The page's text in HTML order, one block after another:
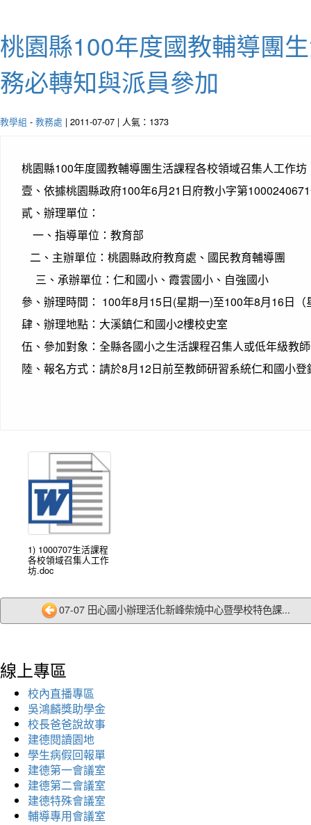
桃園縣100年度國教輔導團
務必轉知與派員參加
教學組 - 教務處 | 2011-07-07 | 人氣：1373
桃園縣100年度國教輔導團生活課程各校領域召集人工作
壹、依據桃園縣政府100年6月21日府教小字第
貳、辦理單位：
一、指導單位：教育部
二、主辦單位：桃園縣政府教育處、國民教育輔導團
三、承辦單位：仁和國小、霞雲國小、自強國小
參、辦理時間： 100年8月15日(星期一)至100年8月16日（
肆、辦理地點：大溪鎮仁和國小2樓校史室
伍、參加對象：全縣各國小之生活課程召集人或低年級教
陸、報名方式：請於8月12日前至教師研習系統仁和國小
1) 1000707生活課程
各校領域召集人工作
坊.doc
07-07 田心國小辦理活化新峰柴燒中心暨學校特色課...
線上專區
校內直播專區
吳鴻麟獎助學金
校長爸爸說故事
建德閱讀園地
學生病假回報單
建德第一會議室
建德第二會議室
建德特殊會議室
輔導專用會議室